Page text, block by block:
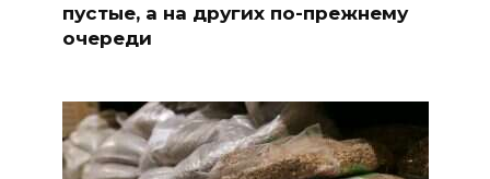
пустые, а на других по-прежнему
очереди